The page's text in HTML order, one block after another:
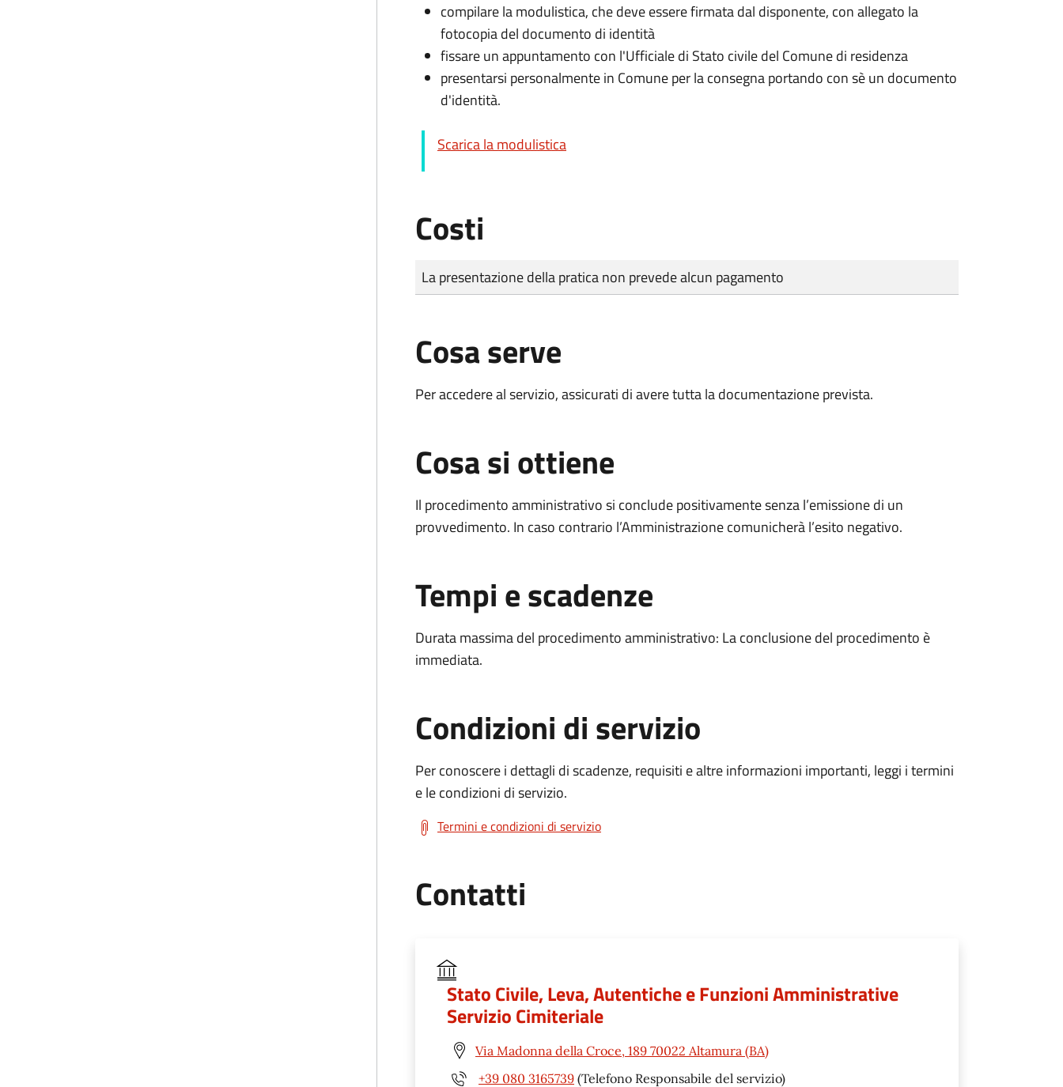
compilare la modulistica, che deve essere firmata dal disponente, con allegato la
fotocopia del documento di identità
fissare un appuntamento con l'Ufficiale di Stato civile del Comune di residenza
presentarsi personalmente in Comune per la consegna portando con sè un documento
d'identità.
Scarica la modulistica
Costi
Tipo di pagamento
Importo
La presentazione della pratica non prevede alcun pagamento
Cosa serve
Per accedere al servizio, assicurati di avere tutta la documentazione prevista.
Cosa si ottiene
Il procedimento amministrativo si conclude positivamente senza l’emissione di un
provvedimento. In caso contrario l’Amministrazione comunicherà l’esito negativo.
Tempi e scadenze
Durata massima del procedimento amministrativo: La conclusione del procedimento è
immediata.
Condizioni di servizio
Per conoscere i dettagli di scadenze, requisiti e altre informazioni importanti, leggi i termini
e le condizioni di servizio.
Termini e condizioni di servizio
Contatti
Stato Civile, Leva, Autentiche e Funzioni Amministrative
Servizio Cimiteriale
Via Madonna della Croce, 189 70022 Altamura (BA)
+39 080 3165739 (Telefono Responsabile del servizio)